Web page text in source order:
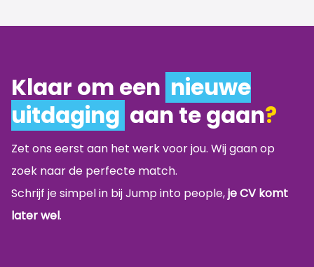
Klaar om een nieuwe
uitdaging aan te gaan?
Zet ons eerst aan het werk voor jou. Wij gaan op
zoek naar de perfecte match.
Schrijf je simpel in bij Jump into people,je CV komt
later wel.